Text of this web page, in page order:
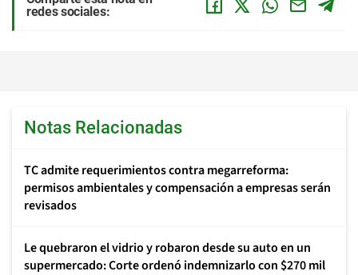
redes sociales:
Notas Relacionadas
TC admite requerimientos contra megarreforma:
permisos ambientales y compensación a empresas serán
revisados
Le quebraron el vidrio y robaron desde su auto en un
supermercado: Corte ordenó indemnizarlo con $270 mil